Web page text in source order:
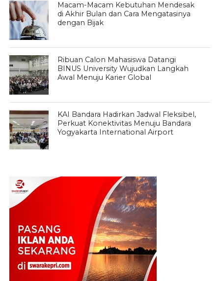
Macam-Macam Kebutuhan Mendesak
di Akhir Bulan dan Cara Mengatasinya
dengan Bijak
Ribuan Calon Mahasiswa Datangi
BINUS University Wujudkan Langkah
Awal Menuju Karier Global
KAI Bandara Hadirkan Jadwal Fleksibel,
Perkuat Konektivitas Menuju Bandara
Yogyakarta International Airport